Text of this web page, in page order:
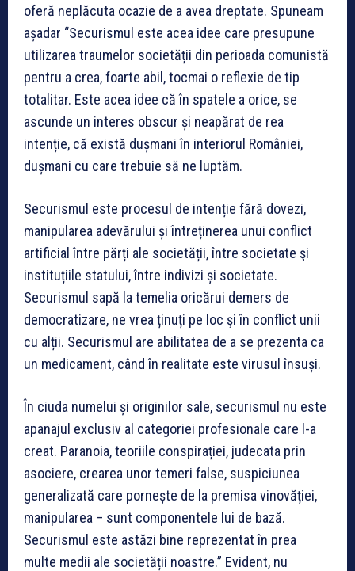
oferă neplăcuta ocazie de a avea dreptate. Spuneam
așadar “Securismul este acea idee care presupune
utilizarea traumelor societății din perioada comunistă
pentru a crea, foarte abil, tocmai o reflexie de tip
totalitar. Este acea idee că în spatele a orice, se
ascunde un interes obscur și neapărat de rea
intenție, că există dușmani în interiorul României,
dușmani cu care trebuie să ne luptăm.
Securismul este procesul de intenție fără dovezi,
manipularea adevărului și întreținerea unui conflict
artificial între părți ale societății, între societate şi
instituțiile statului, între indivizi și societate.
Securismul sapă la temelia oricărui demers de
democratizare, ne vrea ținuți pe loc şi în conflict unii
cu alții. Securismul are abilitatea de a se prezenta ca
un medicament, când în realitate este virusul însuși.
În ciuda numelui și originilor sale, securismul nu este
apanajul exclusiv al categoriei profesionale care l-a
creat. Paranoia, teoriile conspirației, judecata prin
asociere, crearea unor temeri false, suspiciunea
generalizată care pornește de la premisa vinovăției,
manipularea – sunt componentele lui de bază.
Securismul este astăzi bine reprezentat în prea
multe medii ale societății noastre.” Evident, nu